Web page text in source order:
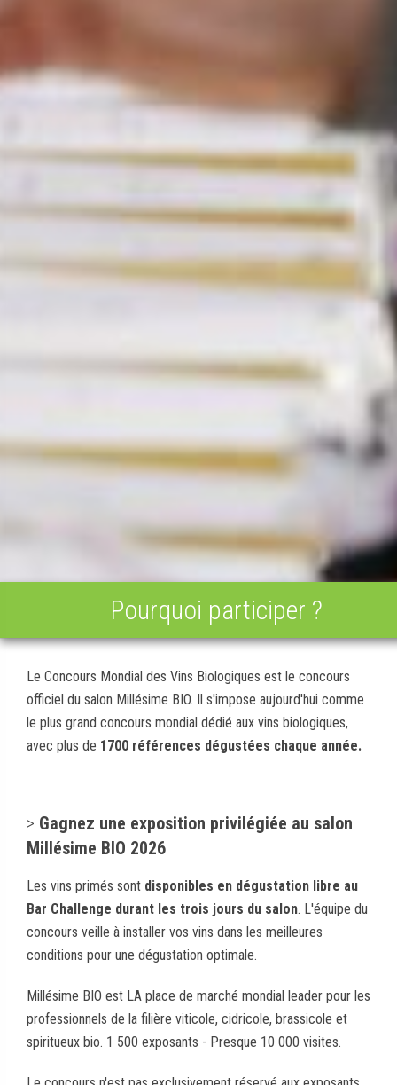
Pourquoi participer ?
Le Concours Mondial des Vins Biologiques est le concours
officiel du salon Millésime BIO. Il s'impose aujourd'hui comme
le plus grand concours mondial dédié aux vins biologiques,
avec plus de 1700 références dégustées chaque année.
> Gagnez une exposition privilégiée au salon
Millésime BIO 2026
Les vins primés sont disponibles en dégustation libre au
Bar Challenge durant les trois jours du salon. L'équipe du
concours veille à installer vos vins dans les meilleures
conditions pour une dégustation optimale.
Millésime BIO est LA place de marché mondial leader pour les
professionnels de la filière viticole, cidricole, brassicole et
spiritueux bio. 1 500 exposants - Presque 10 000 visites.